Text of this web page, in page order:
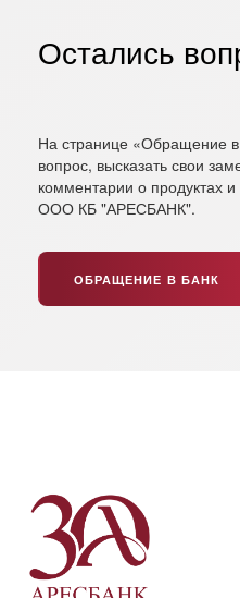
Остались
На странице «Обращение
вопрос, высказать свои
комментарии о продуктах
ООО КБ "АРЕСБАНК".
ОБРАЩЕНИЕ В БАНК